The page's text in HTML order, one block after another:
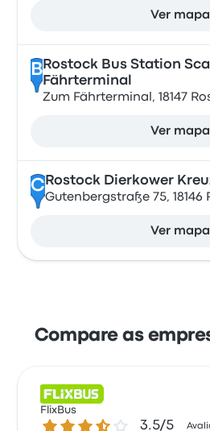
Ver mapa
B Rostock Bus Station
Fährterminal
Zum Fährterminal, 18147
Ver mapa
CRostock Dierkower
Gutenbergstraße 75, 18146
Ver mapa
Compare as
FlixBus
3.5 de 5 estrelas 3.5/5